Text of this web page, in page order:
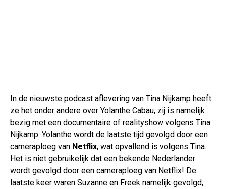
In de nieuwste podcast aflevering van Tina Nijkamp heeft
ze het onder andere over Yolanthe Cabau, zij is namelijk
bezig met een documentaire of realityshow volgens Tina
Nijkamp. Yolanthe wordt de laatste tijd gevolgd door een
cameraploeg van Netflix, wat opvallend is volgens Tina.
Het is niet gebruikelijk dat een bekende Nederlander
wordt gevolgd door een cameraploeg van Netflix! De
laatste keer waren Suzanne en Freek namelijk gevolgd,